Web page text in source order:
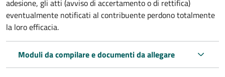
adesione, gli atti (avviso di accertamento o di rettifica)
eventualmente notificati al contribuente perdono totalmente
la loro efficacia.
Moduli da compilare e documenti da allegare